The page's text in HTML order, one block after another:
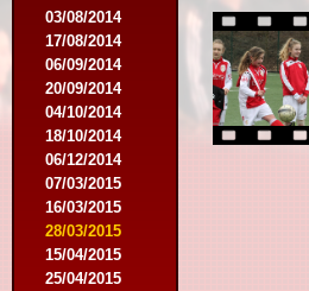
03/08/2014
17/08/2014
06/09/2014
20/09/2014
04/10/2014
18/10/2014
06/12/2014
07/03/2015
16/03/2015
28/03/2015
15/04/2015
25/04/2015